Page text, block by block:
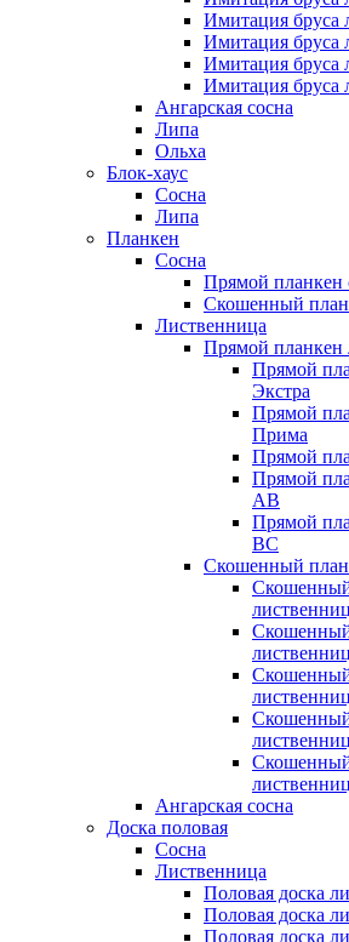
Имитация бруса
Имитация бруса
Имитация бруса
Имитация бруса
Ангарская сосна
Липа
Ольха
Блок-хаус
Сосна
Липа
Планкен
Сосна
Прямой планкен
Скошенный
Лиственница
Прямой планкен
Прямой
Экстра
Прямой
Прима
Прямой
Прямой
AB
Прямой
BC
Скошенный
Ангарская сосна
Доска половая
Сосна
Лиственница
Половая доска
Половая доска
Половая доска